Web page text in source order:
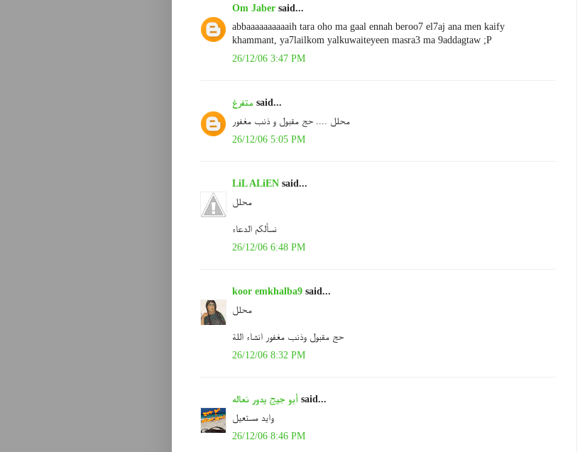
Om Jaber said...
abbaaaaaaaaaaih tara oho ma gaal ennah beroo7 el7aj ana men kaify
khammant, ya7lailkom yalkuwaiteyeen masra3 ma 9addagtaw ;P
26/12/06 3:47 PM
متفرغ said...
محلل .... حج مقبول و ذنب مغفور
26/12/06 5:05 PM
LiL ALiEN said...
محلل
نسألكم الدعاء
26/12/06 6:48 PM
koor emkhalba9 said...
محلل
حج مقبول وذنب مغفور انشاء اللة
26/12/06 8:32 PM
أبو جيج يدور نعاله said...
وايد مستعيل
26/12/06 8:46 PM